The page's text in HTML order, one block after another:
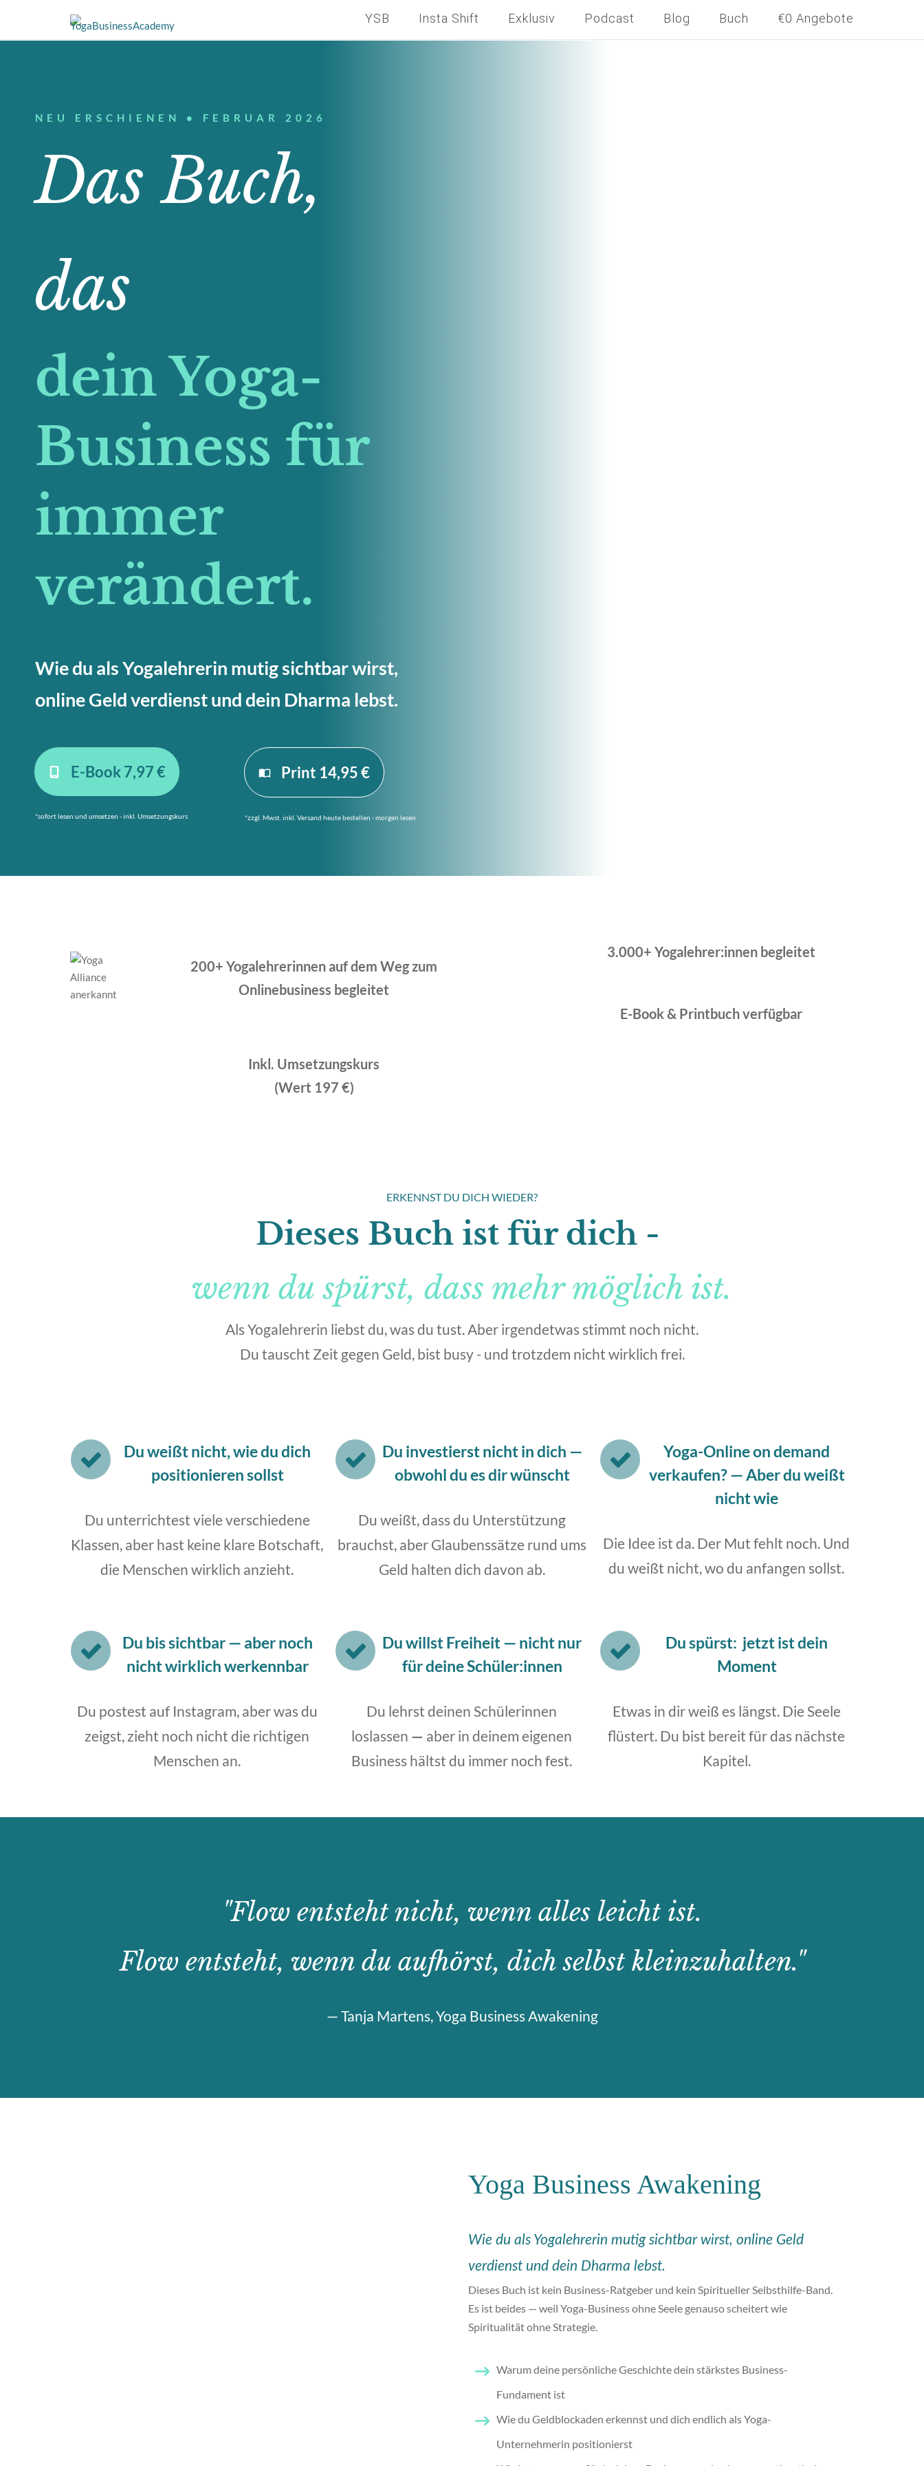
content
YSB Insta Shift Exklusiv Podcast Blog Buch €0 Angebote
NEU ERSCHIENEN • FEBRUAR 2026
Das Buch,
das
dein Yoga-
Business für
immer
verändert.
Wie du als Yogalehrerin mutig sichtbar wirst,
online Geld verdienst und dein Dharma lebst.
E-Book 7,97 €
*sofort lesen und umsetzen - inkl. Umsetzungskurs
Print 14,95 €
*zzgl. Mwst. inkl. Versand heute bestellen - morgen lesen
200+ Yogalehrerinnen auf dem Weg zum
Onlinebusiness begleitet
Inkl. Umsetzungskurs
(Wert 197 €)
3.000+ Yogalehrer:innen begleitet
E-Book & Printbuch verfügbar
ERKENNST DU DICH WIEDER?
Dieses Buch ist für dich -
wenn du spürst, dass mehr möglich ist.
Als Yogalehrerin liebst du, was du tust. Aber irgendetwas stimmt noch nicht.
Du tauscht Zeit gegen Geld, bist busy - und trotzdem nicht wirklich frei.
Du weißt nicht, wie du dich
positionieren sollst
Du unterrichtest viele verschiedene
Klassen, aber hast keine klare Botschaft,
die Menschen wirklich anzieht.
Du investierst nicht in dich —
obwohl du es dir wünscht
Du weißt, dass du Unterstützung
brauchst, aber Glaubenssätze rund ums
Geld halten dich davon ab.
Yoga-Online on demand
verkaufen?—Aber du weißt
nicht wie
Die Idee ist da. Der Mut fehlt noch. Und
du weißt nicht, wo du anfangen sollst.
Du bis sichtbar — aber noch
nicht wirklich werkennbar
Du postest auf Instagram, aber was du
zeigst, zieht noch nicht die richtigen
Menschen an.
Du willst Freiheit— nicht nur
für deine Schüler:innen
Du lehrst deinen Schülerinnen
loslassen — aber in deinem eigenen
Business hältst du immer noch fest.
Du spürst: jetzt ist dein
Moment
Etwas in dir weiß es längst. Die Seele
flüstert. Du bist bereit für das nächste
Kapitel.
"Flow entsteht nicht, wenn alles leicht ist.
Flow entsteht, wenn du aufhörst, dich selbst kleinzuhalten."
— Tanja Martens, Yoga Business Awakening
Yoga Business Awakening
Wie du als Yogalehrerin mutig sichtbar wirst, online Geld
verdienst und dein Dharma lebst.
Dieses Buch ist kein Business-Ratgeber und kein Spiritueller Selbsthilfe-Band.
Es ist beides — weil Yoga-Business ohne Seele genauso scheitert wie
Spiritualität ohne Strategie.
Warum deine persönliche Geschichte dein stärkstes Business-
Fundament ist
Wie du Geldblockaden erkennst und dich endlich als Yoga-
Unternehmerin positionierst